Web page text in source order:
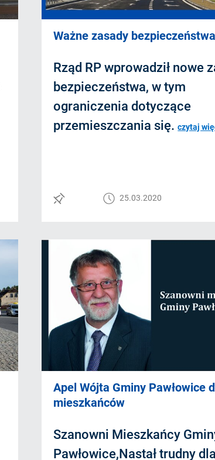
Ważne zasady bezpieczeństwa
Rząd RP wprowadził nowe
bezpieczeństwa, w tym
ograniczenia dotyczące
przemieszczania się.czytaj
25.03.2020
Apel Wójta Gminy Pawłowice
mieszkańców
Szanowni Mieszkańcy
Pawłowice,Nastał trudny